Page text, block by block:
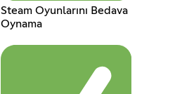
Steam Oyunlarını Bedava
Oynama